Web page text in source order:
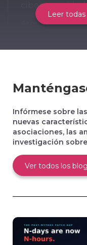
Asociado de
Sigue siendo
Vicepresidente
Información
Inmobiliario
la organización
Director de TI
Leer
Infórmese sobre
nuevas
asociaciones, las
investigación
Ver todos los